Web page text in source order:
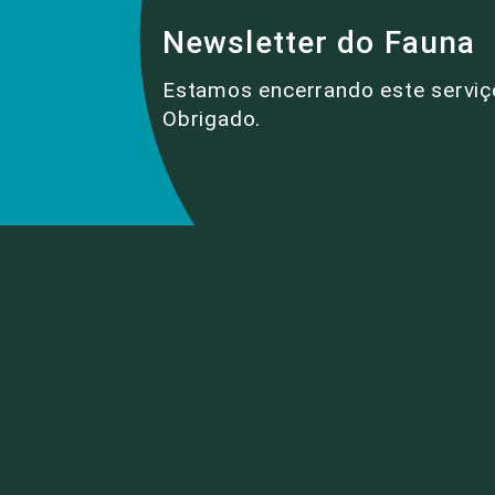
Newsletter do Fauna
Estamos encerrando este
Obrigado.